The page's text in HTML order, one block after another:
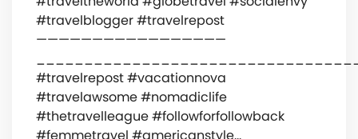
#travelblogger #travelrepost
—————————————————
#travelrepost #vacationnova
#travelawsome #nomadiclife
#thetravelleague #followforfollowback
#femmetravel #americanstyle…